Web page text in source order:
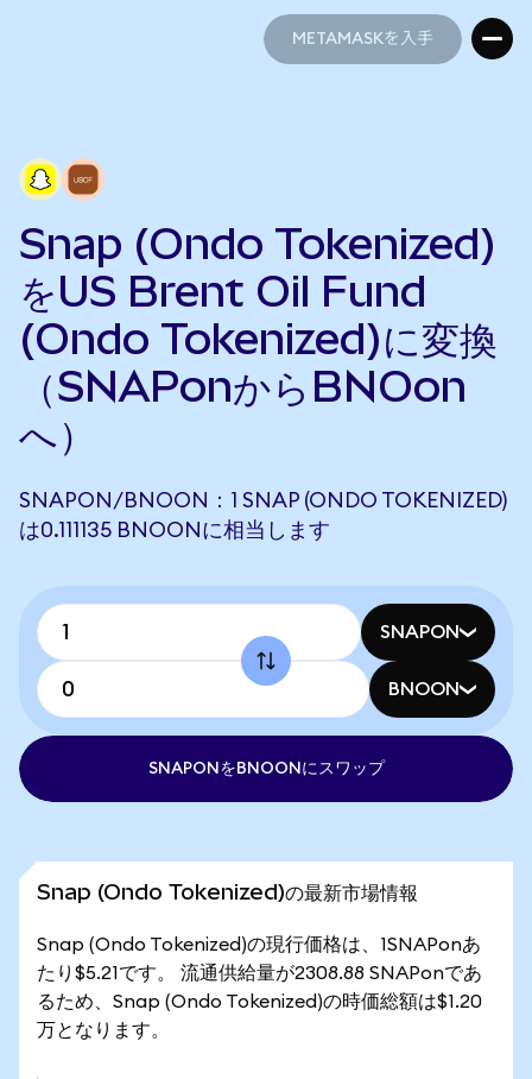
METAMASKを入手
Snap (Ondo Tokenized)
をUS Brent Oil Fund
(Ondo Tokenized)に変換
（SNAPonからBNOon
へ）
SNAPON/BNOON：1 SNAP (ONDO TOKENIZED)
は0.111135 BNOONに相当します
SNAPON
BNOON
SNAPONをBNOONにスワップ
Snap (Ondo Tokenized)の最新市場情報
Snap (Ondo Tokenized)の現行価格は、1SNAPonあ
たり$5.21です。 流通供給量が2308.88 SNAPonであ
るため、Snap (Ondo Tokenized)の時価総額は$1.20
万となります。